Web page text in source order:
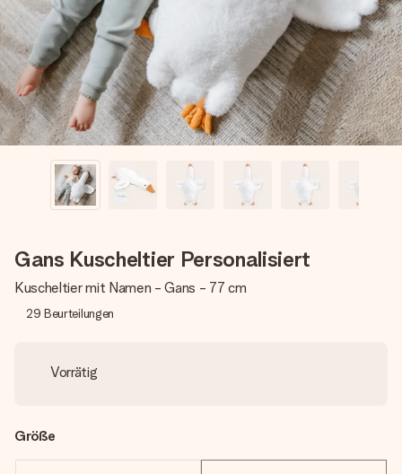
Montag - Freitag : 8:30 - 17:00 Uhr
Samstag - Sonntag : 8:30 - 13:00 Uhr
Gans Kuscheltier Personalisiert
Kuscheltier mit Namen - Gans - 77 cm
29 Beurteilungen
Vorrätig
Größe